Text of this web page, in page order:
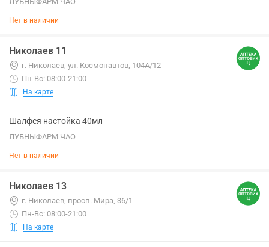
Нет в наличии
Николаев 11
г. Николаев, ул. Космонавтов, 104А/12
Пн-Вс: 08:00-21:00
На карте
Шалфея настойка 40мл
ЛУБНЫФАРМ ЧАО
Нет в наличии
Николаев 13
г. Николаев, просп. Мира, 36/1
Пн-Вс: 08:00-21:00
На карте